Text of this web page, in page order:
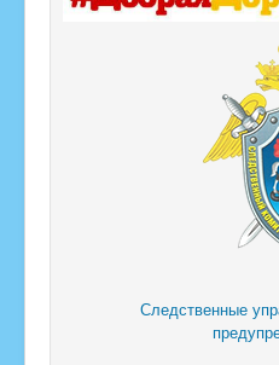
Следственные